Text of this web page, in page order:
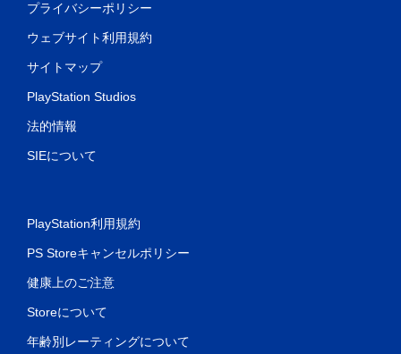
プライバシーポリシー
ウェブサイト利用規約
サイトマップ
PlayStation Studios
法的情報
SIEについて
PlayStation利用規約
PS Storeキャンセルポリシー
健康上のご注意
Storeについて
年齢別レーティングについて